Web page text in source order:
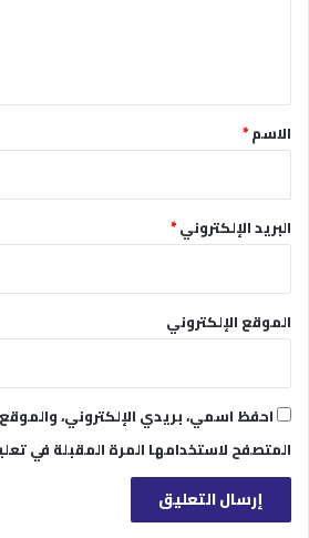
*الاسم*
البريد الإلكتروني*
الموقع الإلكتروني
احفظ اسمي، بريدي الإلكتروني،
المتصفح لاستخدامها المرة المقبلة في